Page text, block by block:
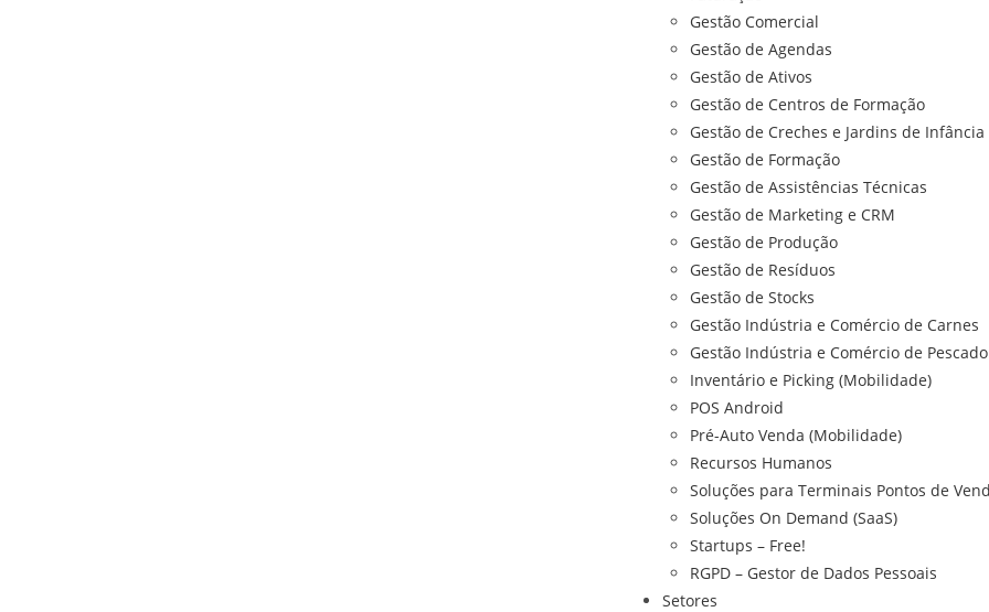
Gestão Comercial
Gestão de Agendas
Gestão de Ativos
Gestão de Centros de Formação
Gestão de Creches e Jardins de Infância
Gestão de Formação
Gestão de Assistências Técnicas
Gestão de Marketing e CRM
Gestão de Produção
Gestão de Resíduos
Gestão de Stocks
Gestão Indústria e Comércio de Carnes
Gestão Indústria e Comércio de Pescado
Inventário e Picking (Mobilidade)
POS Android
Pré-Auto Venda (Mobilidade)
Recursos Humanos
Soluções para Terminais Pontos de
Soluções On Demand (SaaS)
Startups – Free!
RGPD – Gestor de Dados Pessoais
Setores